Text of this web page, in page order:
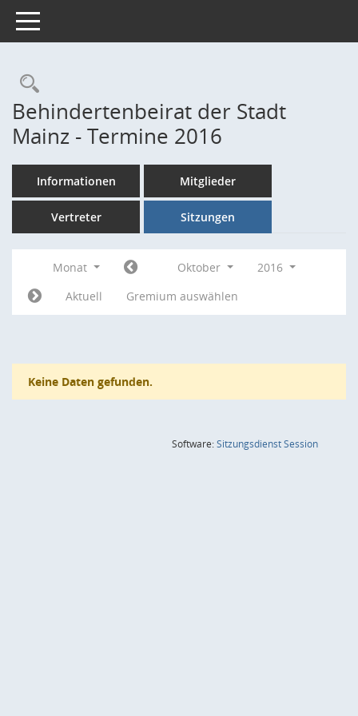
Toggle navigation
Rechercheauswahl
Behindertenbeirat der Stadt
Mainz - Termine 2016
Informationen Mitglieder
Vertreter Sitzungen
Monat Oktober
2016
Aktuell
Gremium auswählen
Keine Daten gefunden.
Software:SitzungsdienstSession(Wird in